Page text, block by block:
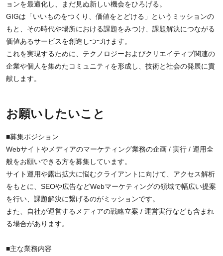
ョンを最適化し、まだ見ぬ新しい機会をひろげる。
GIGは「いいものをつくり、価値をとどける」というミッションの
もと、その時代や場所における課題をみつけ、課題解決につながる
価値あるサービスを創造しつづけます。
これを実現するために、テクノロジーおよびクリエイティブ関連の
企業や個人を集めたコミュニティを形成し、技術と社会の発展に貢
献します。
お願いしたいこと
■募集ポジション
Webサイトやメディアのマーケティング業務の企画 / 実行 / 運用全
般をお願いできる方を募集しています。
サイト運用や露出拡大に悩むクライアントに向けて、アクセス解析
をもとに、SEOや広告などWebマーケティングの領域で幅広い提案
を行い、課題解決に繋げるのがミッションです。
また、自社が運営するメディアの戦略立案 / 運営実行なども含まれ
る場合があります。
■主な業務内容